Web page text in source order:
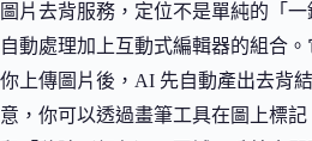
圖片去背服務，定位不是單純的「
自動處理加上互動式編輯器的組合。
你上傳圖片後，AI 先自動產出去背
意，你可以透過畫筆工具在圖上標記